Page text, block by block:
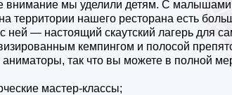
внимание мы уделили детям. С малышами
территории нашего ресторана есть
ней — настоящий скаутский лагерь для
кемпингом и полосой
аниматоры, так что вы можете в полной
мастер-классы;